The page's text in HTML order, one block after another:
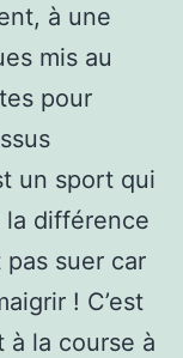
à une
mis au
pour
un sport qui
différence
suer car
! C’est
la course à